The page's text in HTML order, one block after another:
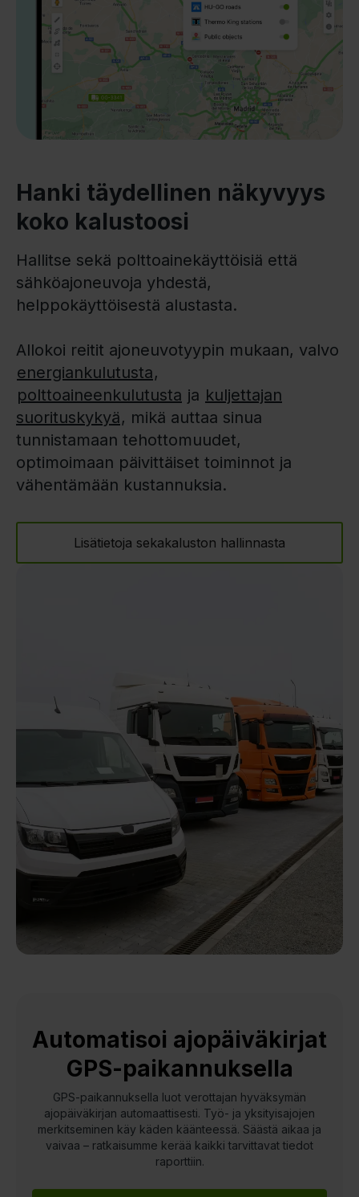
Hanki täydellinen näkyvyys
koko kalustoosi
Hallitse sekä polttoainekäyttöisiä että
sähköajoneuvoja yhdestä,
helppokäyttöisestä alustasta.
Allokoi reitit ajoneuvotyypin mukaan, valvo
energiankulutusta,
polttoaineenkulutusta ja kuljettajan
suorituskykyä, mikä auttaa sinua
tunnistamaan tehottomuudet,
optimoimaan päivittäiset toiminnot ja
vähentämään kustannuksia.
Lisätietoja sekakaluston hallinnasta
Automatisoi ajopäiväkirjat
GPS-paikannuksella
GPS-paikannuksella luot verottajan hyväksymän
ajopäiväkirjan automaattisesti. Työ- ja yksityisajojen
merkitseminen käy käden käänteessä. Säästä aikaa ja
vaivaa – ratkaisumme kerää kaikki tarvittavat tiedot
raporttiin.